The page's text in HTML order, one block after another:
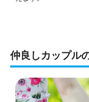
仲良しカップル